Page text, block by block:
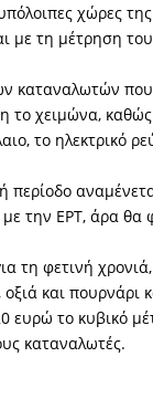
χώρες
με τη μέτρηση
καταναλωτών
το χειμώνα,
το ηλεκτρικό
την ΕΡΤ, άρα θα
τη φετινή
και πουρνάρι
ευρώ το κυβικό
καταναλωτές.